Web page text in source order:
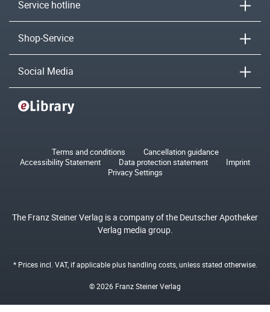
Service hotline
Shop-Service
Social Media
Terms and conditions
Cancellation guidance
Accessibility Statement
Data protection statement
Imprint
Privacy Settings
The Franz Steiner Verlag is a company of the Deutscher Apotheker
Verlag media group.
* Prices incl. VAT, if applicable plushandling costs, unless stated otherwise.
© 2026 Franz Steiner Verlag